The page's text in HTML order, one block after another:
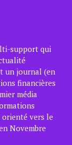
support qui
un journal (en
financières
média
orienté vers le
Novembre